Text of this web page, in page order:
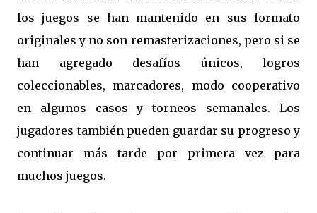
los juegos se han mantenido en sus formato
originales y no son remasterizaciones, pero si se
han agregado desafíos únicos, logros
coleccionables, marcadores, modo cooperativo
en algunos casos y torneos semanales. Los
jugadores también pueden guardar su progreso y
continuar más tarde por primera vez para
muchos juegos.